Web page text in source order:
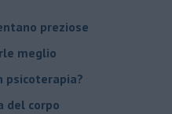
preziose
meglio
psicoterapia?
del corpo